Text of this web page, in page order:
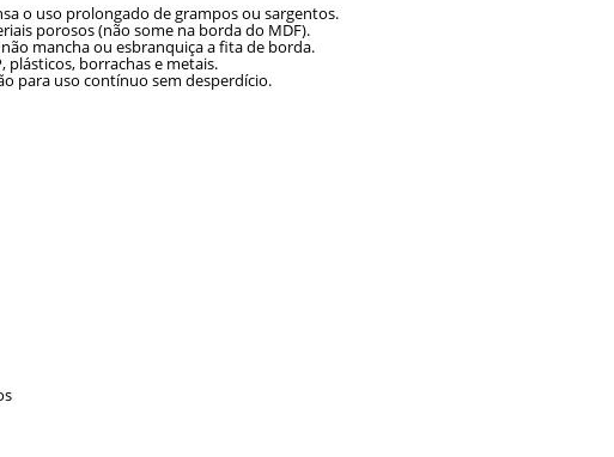
o uso prolongado de grampos ou sargentos.
porosos (não some na borda do MDF).
mancha ou esbranquiça a fita de borda.
plásticos, borrachas e metais.
para uso contínuo sem desperdício.